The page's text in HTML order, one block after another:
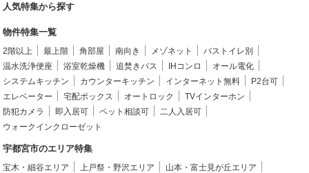
人気特集から探す
物件特集一覧
2階以上 最上階 角部屋 南向き メゾネット
バストイレ別
温水洗浄便座
浴室乾燥機 追焚きバス IHコンロ
オール電化
システムキッチン
カウンターキッチン インターネット無料
P2台可
エレベーター
宅配ボックス オートロック
TVインターホン
防犯カメラ
即入居可 ペット相談可
二人入居可
ウォークインクローゼット
宇都宮市のエリア特集
宝木・細谷エリア 上戸祭・野沢エリア
山本・富士見が丘エリア